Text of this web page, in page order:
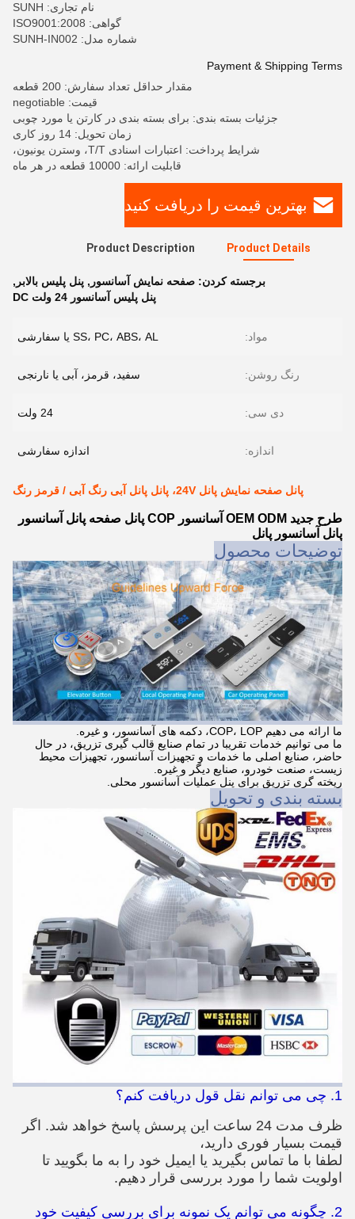
نام تجاری: SUNH
گواهی: ISO9001:2008
شماره مدل: SUNH-IN002
Payment & Shipping Terms
مقدار حداقل تعداد سفارش: 200 قطعه
قیمت: negotiable
جزئیات بسته بندی: برای بسته بندی در کارتن یا مورد چوبی
زمان تحویل: 14 روز کاری
شرایط پرداخت: اعتبارات اسنادی T/T، وسترن یونیون،
قابلیت ارائه: 10000 قطعه در هر ماه
بهترین قیمت را دریافت کنید
Product Details
Product Description
برجسته کردن: صفحه نمایش آسانسور , پنل پلیس بالابر ,
پنل پلیس آسانسور 24 ولت DC
مواد: SS، PC، ABS، AL یا سفارشی
رنگ روشن: سفید، قرمز، آبی یا نارنجی
دی سی: 24 ولت
اندازه: اندازه سفارشی
پانل صفحه نمایش پانل 24V، پانل پانل آبی رنگ آبی / قرمز رنگ
طرح جدید OEM ODM آسانسور COP پانل صفحه پانل آسانسور
پانل آسانسور پانل
توضیحات محصول
ما ارائه می دهیم COP، LOP، دکمه های آسانسور، و غیره.
ما می توانیم خدمات تقریبا در تمام صنایع قالب گیری تزریق، در حال
حاضر، صنایع اصلی ما خدمات و تجهیزات آسانسور، تجهیزات محیط
زیست، صنعت خودرو، صنایع دیگر و غیره.
ریخته گری تزریق برای پنل عملیات آسانسور محلی.
بسته بندی و تحویل
1. چی می توانم نقل قول دریافت کنم؟
ظرف مدت 24 ساعت این پرسش پاسخ خواهد شد. اگر
قیمت بسیار فوری دارید،
لطفا با ما تماس بگیرید یا ایمیل خود را به ما بگویید تا
اولویت شما را مورد بررسی قرار دهیم.
2. چگونه می توانم یک نمونه برای بررسی کیفیت خود